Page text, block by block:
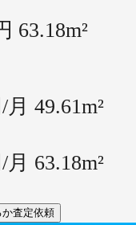
63.18m²
月 49.61m²
月 63.18m²
査定依頼